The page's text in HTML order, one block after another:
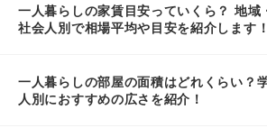
一人暮らしの家賃目安っていくら？ 地域
社会人別で相場平均や目安を紹介します！
一人暮らしの部屋の面積はどれくらい？
人別におすすめの広さを紹介！